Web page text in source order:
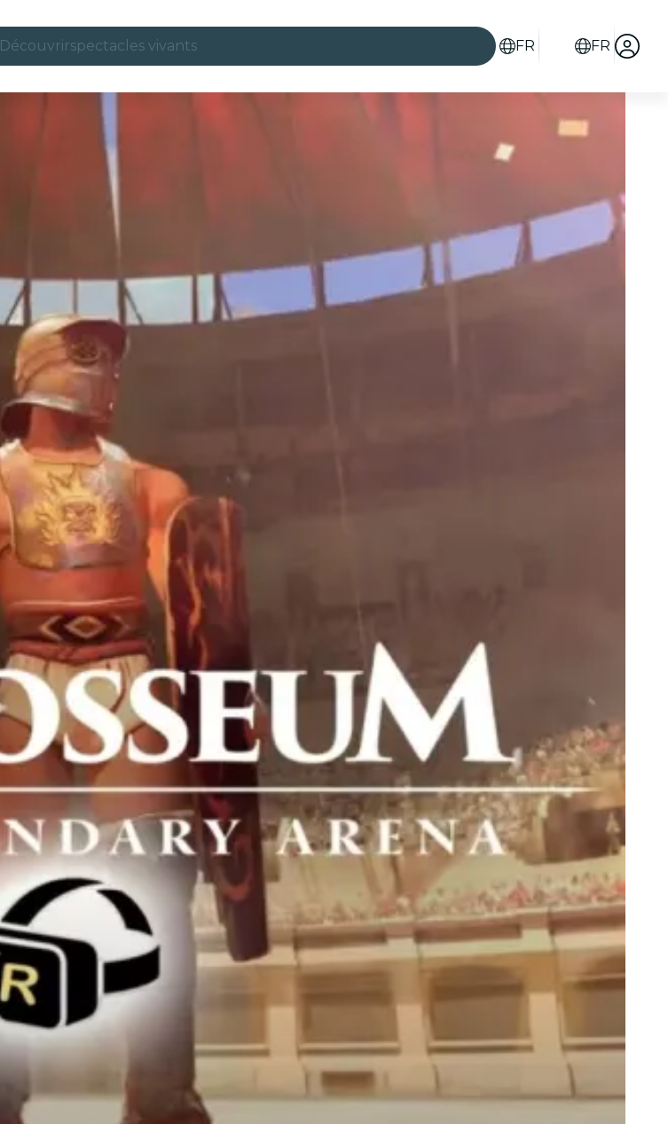
Découvrirspectacles vivants
Londres
expériences et villes
São Paulo
expositions
Séoul
visites urbaines
concerts
restaurants
cinéma
FR FR